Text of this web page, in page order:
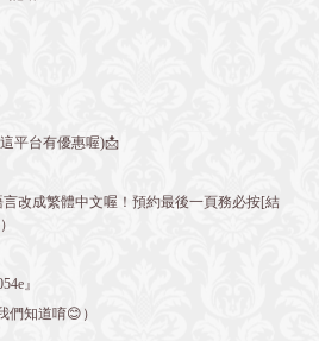
平台有優惠喔)📩
改成繁體中文喔！預約最後一頁務必按[結
』
知道唷😊）